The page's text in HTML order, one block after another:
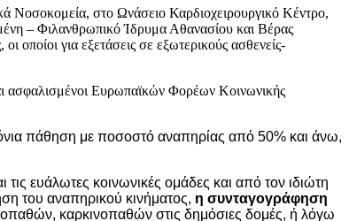
Νοσοκομεία, στο Ωνάσειο Καρδιοχειρουργικό Κέντρο,
– Φιλανθρωπικό Ίδρυμα Αθανασίου και Βέρας
για εξετάσεις σε εξωτερικούς ασθενείς-
ασφαλισμένοι Ευρωπαϊκών Φορέων Κοινωνικής
πάθηση με ποσοστό αναπηρίας από 50% και άνω,
ευάλωτες κοινωνικές ομάδες και από τον ιδιώτη
του αναπηρικού κινήματος, η συνταγογράφηση
καρκινοπαθών στις δημόσιες δομές, ή λόγω